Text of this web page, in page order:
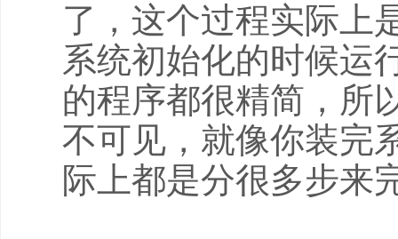
了，这个过程实际上
系统初始化的时候运
的程序都很精简，所
不可见，就像你装完
际上都是分很多步来